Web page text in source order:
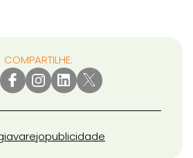
COMPARTILHE:
varejopublicidade